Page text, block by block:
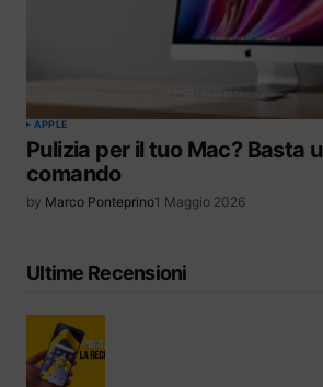
APPLE
Pulizia per il tuo Mac? Basta
comando
by Marco Ponteprino1 Maggio 2026
Ultime Recensioni